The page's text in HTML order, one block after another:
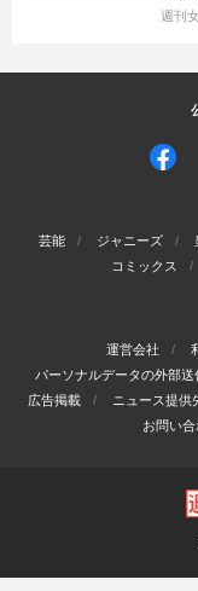
週刊
芸能 ジャニーズ
コミックス
運営会社
パーソナルデータの外部送
広告掲載
ニュース提供
お問い合